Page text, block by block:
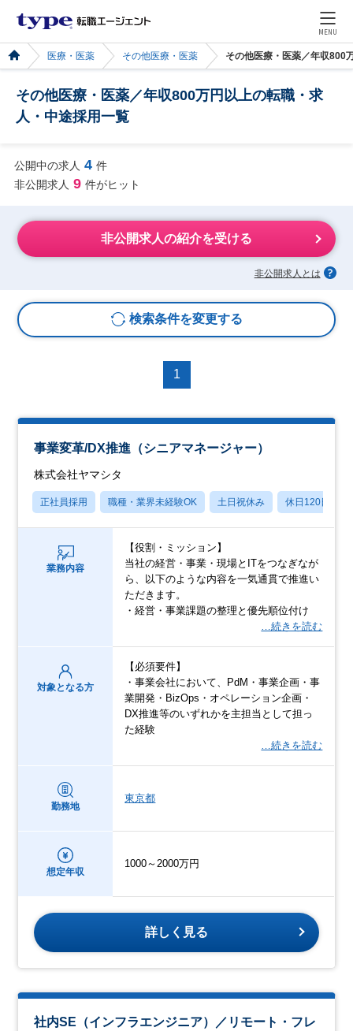
MENU
医療・医薬 その他医療・医薬 その他医療・医薬／年収800
その他医療・医薬／年収800万円以上の転職・求
人・中途採用一覧
公開中の求人 4 件
非公開求人 9 件がヒット
非公開求人の紹介を受ける
非公開求人とは
検索条件を変更する
1
事業変革/DX推進（シニアマネージャー）
株式会社ヤマシタ
正社員採用 職種・業界未経験OK 土日祝休み 休日120日以上
業務内容
【役割・ミッション】
当社の経営・事業・現場とITをつなぎなが
ら、以下のような内容を一気通貫で推進い
ただきます。
・経営・事業課題の整理と優先順位付け
…続きを読む
対象となる方
【必須要件】
・事業会社において、PdM・事業企画・事
業開発・BizOps・オペレーション企画・
DX推進等のいずれかを主担当として担っ
た経験
…続きを読む
勤務地
東京都
想定年収
1000～2000万円
詳しく見る
社内SE（インフラエンジニア）／リモート・フレ